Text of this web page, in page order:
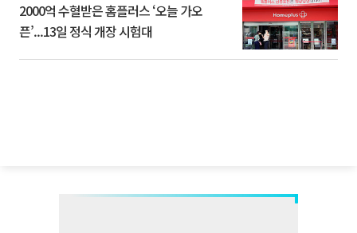
2000억 수혈받은 홈플러스 ‘오늘 가오
픈’...13일 정식 개장 시험대